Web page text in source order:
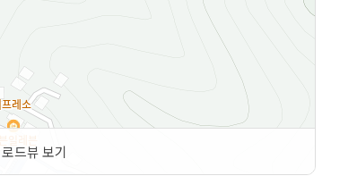
로드뷰 보기